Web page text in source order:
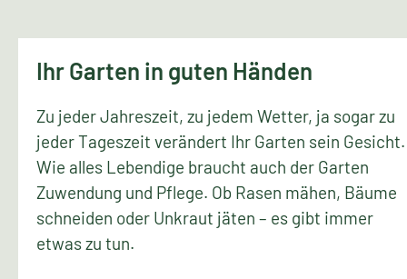
Ihr Garten in guten Händen
Zu jeder Jahreszeit, zu jedem Wetter, ja sogar zu
jeder Tageszeit verändert Ihr Garten sein Gesicht.
Wie alles Lebendige braucht auch der Garten
Zuwendung und Pflege. Ob Rasen mähen, Bäume
schneiden oder Unkraut jäten – es gibt immer
etwas zu tun.